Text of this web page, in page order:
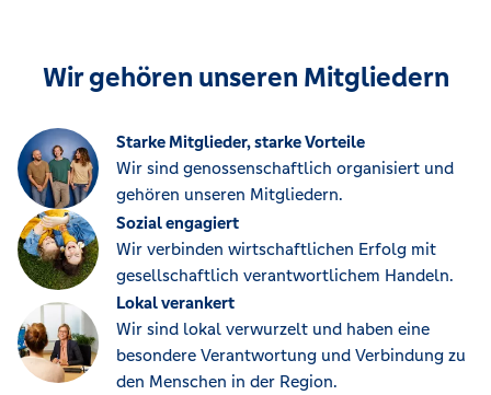
Wir gehören unseren Mitgliedern
Starke Mitglieder, starke Vorteile
Wir sind genossenschaftlich organisiert und
gehören unseren Mitgliedern.
Sozial engagiert
Wir verbinden wirtschaftlichen Erfolg mit
gesellschaftlich verantwortlichem Handeln.
Lokal verankert
Wir sind lokal verwurzelt und haben eine
besondere Verantwortung und Verbindung zu
den Menschen in der Region.